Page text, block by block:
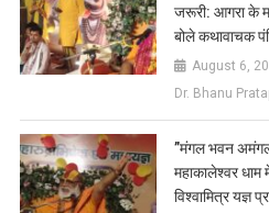
जरूरी: आगरा के
बोले कथावाचक
August 6,
Dr. Bhanu
​”मंगल भवन अमंगल
महाकालेश्वर धाम
विश्वामित्र यज्ञ